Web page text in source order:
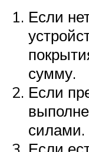
Если
сумму.
Если
силами.